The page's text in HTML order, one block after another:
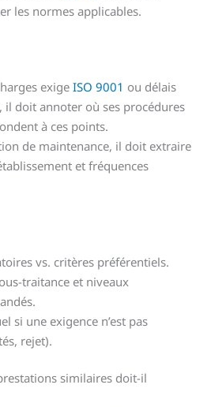
les normes applicables.
exigeISO 9001 ou délais
il doit annoter où ses procédures
à ces points.
de maintenance, il doit extraire
et fréquences
vs. critères préférentiels.
traitance et niveaux
si une exigence n’est pas
rejet).
similaires doit-il